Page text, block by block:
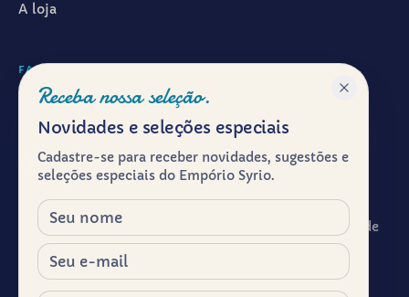
A loja
FALAR CONOSCO
WhatsApp ·(11) 99601-7286
Instagram · @emporiosyrio
Facebook · @emporiosyrio
contato@emporiosyrio.com.br
R. Comendador Abdo Schahin, 136 - Centro Histórico de
São Paulo, São Paulo - SP, 01023-050
Segunda a sábado, das 9h às 19h
Receba nossa seleção.
Novidades e seleções especiais
Cadastre-se para receber novidades, sugestões e
seleções especiais do Empório Syrio.
Nome
E-mail